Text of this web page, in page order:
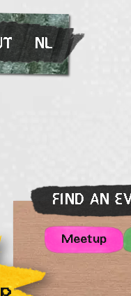
NL
FIND AN
Meetup